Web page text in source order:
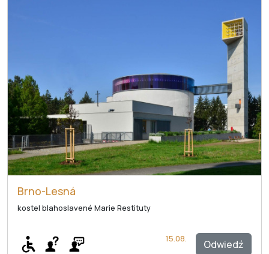
Brno-Lesná
kostel blahoslavené Marie Restituty
Odwiedź
15.08.